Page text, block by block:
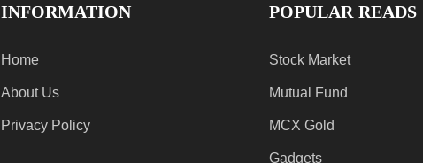
INFORMATION
Home
About Us
Privacy Policy
POPULAR READS
Stock Market
Mutual Fund
MCX Gold
Gadgets